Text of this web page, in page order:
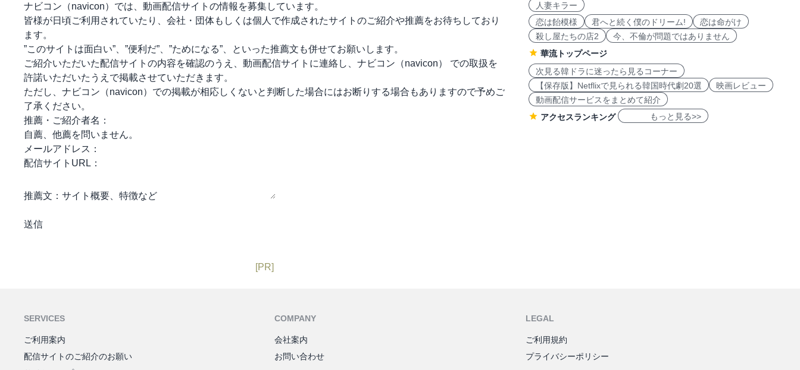
ナビコン（navicon） では、動画配信サイトの情報を募集しています。
皆様が日頃ご利用されていたり、会社・団体もしくは個人で作成されたサイトのご紹介や推薦をお待ちしており
ます。
”このサイトは面白い”、”便利だ”、”ためになる”、といった推薦文も併せてお願いします。
ご紹介いただいた配信サイトの内容を確認のうえ、動画配信サイトに連絡し、 ナビコン（navicon）
での取扱を
許諾いただいたうえで掲載させていただきます。
ただし、 ナビコン（navicon） での掲載が相応しくないと判断した場合にはお断りする場合もありますので予めご
了承ください。
推薦・ご紹介者名：
自薦、他薦を問いません。
メールアドレス：
配信サイトURL：
推薦文： サイト概要、特徴など
[PR]
人妻キラー
恋は飴模様
君へと続く僕のドリーム!
恋は命がけ
殺し屋たちの店2
今、不倫が問題ではありません
華流トップページ
次見る韓ドラに迷ったら見るコーナー
【保存版】Netflixで見られる韓国時代劇20選
映画レビュー
動画配信サービスをまとめて紹介
アクセスランキング
もっと見る>>
SERVICES
ご利用案内
配信サイトのご紹介のお願い
COMPANY
会社案内
お問い合わせ
LEGAL
ご利用規約
プライバシーポリシー